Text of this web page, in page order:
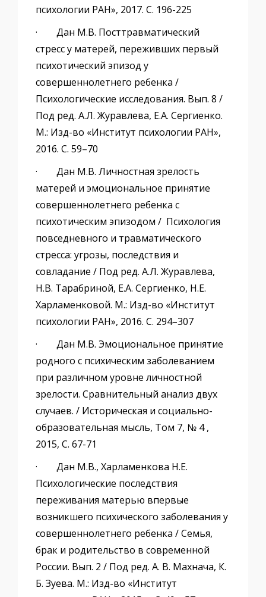
психологии РАН», 2017. C. 196-225
· Дан М.В. Посттравматический
стресс у матерей, переживших первый
психотический эпизод у
совершеннолетнего ребенка /
Психологические исследования. Вып. 8 /
Под ред. А.Л. Журавлева, Е.А. Сергиенко.
М.: Изд-во «Институт психологии РАН»,
2016. С. 59–70
· Дан М.В. Личностная зрелость
матерей и эмоциональное принятие
совершеннолетнего ребенка с
психотическим эпизодом / Психология
повседневного и травматического
стресса: угрозы, последствия и
совладание / Под ред. А.Л. Журавлева,
Н.В. Тарабриной, Е.А. Сергиенко, Н.Е.
Харламенковой. М.: Изд-во «Институт
психологии РАН», 2016. С. 294–307
· Дан М.В. Эмоциональное принятие
родного с психическим заболеванием
при различном уровне личностной
зрелости. Сравнительный анализ двух
случаев. / Историческая и социально-
образовательная мысль, Том 7, № 4 ,
2015, С. 67-71
· Дан М.В., Харламенкова Н.Е.
Психологические последствия
переживания матерью впервые
возникшего психического заболевания у
совершеннолетнего ребенка / Семья,
брак и родительство в современной
России. Вып. 2 / Под ред. А. В. Махнача, К.
Б. Зуева. М.: Изд-во «Институт